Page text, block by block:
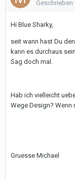
Geschrieben
Hi Blue Sharky,
seit wann hast Du
kann es durchaus
Sag doch mal.
Hab ich vielleicht
Wege Design? Wenn
Gruesse Michael